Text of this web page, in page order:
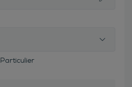
Particulier